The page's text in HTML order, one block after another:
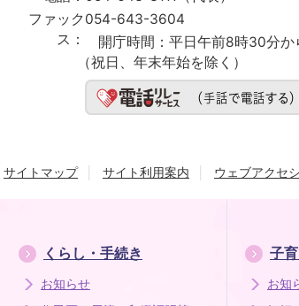
ファック
ス：
054-643-3604
開庁時間： 平日午前8時30分か
（祝日、年末年始を除く）
サイトマップ サイト利用案内 ウェブアクセ
くらし・手続き
お知らせ
子
お知